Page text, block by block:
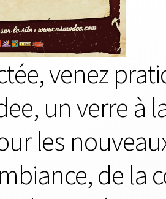
venez
un verre à
les
de la